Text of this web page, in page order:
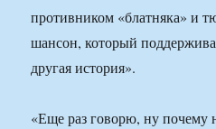
противником «блатняка» и
шансон, который
другая история».
«Еще раз говорю, ну почему